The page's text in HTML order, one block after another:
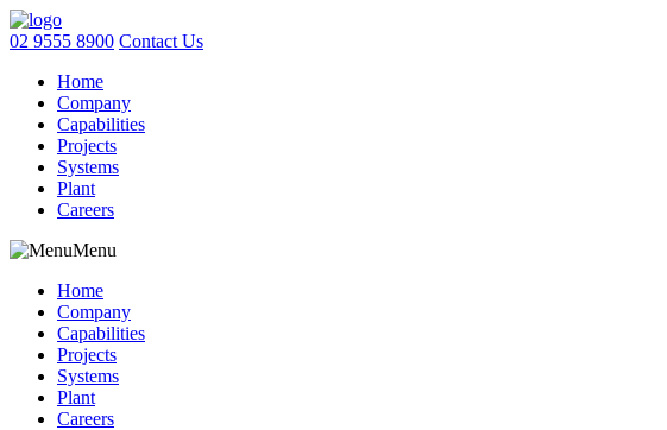
02 9555 8900 Contact Us
Home
Company
Capabilities
Projects
Systems
Plant
Careers
Menu
Home
Company
Capabilities
Projects
Systems
Plant
Careers